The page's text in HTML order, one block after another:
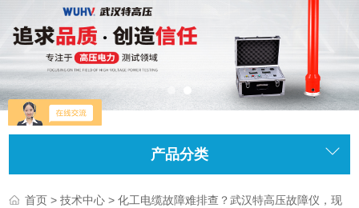
产品分类
首页 >技术中心 > 化工电缆故障难排查？武汉特高压故障仪，现